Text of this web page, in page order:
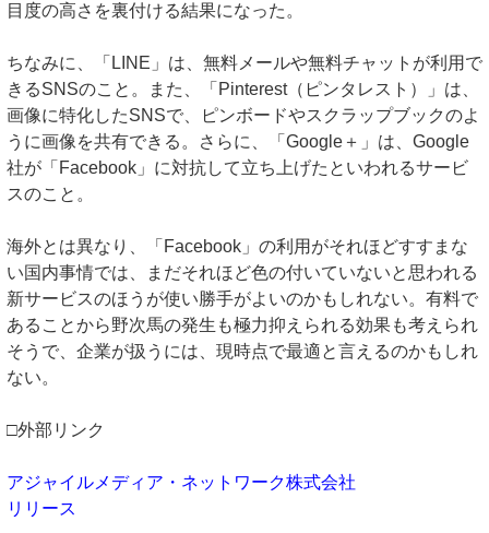
目度の高さを裏付ける結果になった。
ちなみに、「LINE」は、無料メールや無料チャットが利用で
きるSNSのこと。また、「Pinterest（ピンタレスト）」は、
画像に特化したSNSで、ピンボードやスクラップブックのよ
うに画像を共有できる。さらに、「Google＋」は、Google
社が「Facebook」に対抗して立ち上げたといわれるサービ
スのこと。
海外とは異なり、「Facebook」の利用がそれほどすすまな
い国内事情では、まだそれほど色の付いていないと思われる
新サービスのほうが使い勝手がよいのかもしれない。有料で
あることから野次馬の発生も極力抑えられる効果も考えられ
そうで、企業が扱うには、現時点で最適と言えるのかもしれ
ない。
□外部リンク
アジャイルメディア・ネットワーク株式会社
リリース